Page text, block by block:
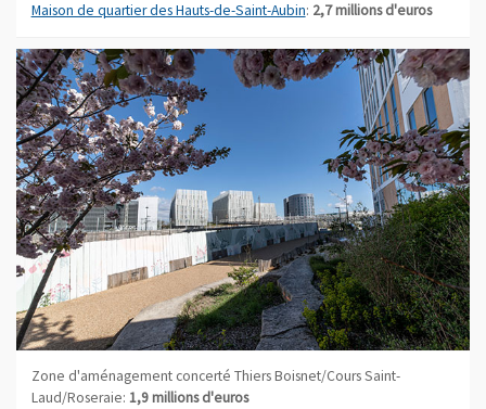
Maison de quartier des Hauts-de-Saint-Aubin: 2,7 millions d'euros
Zone d'aménagement concerté Thiers Boisnet/Cours Saint-
Laud/Roseraie: 1,9 millions d'euros